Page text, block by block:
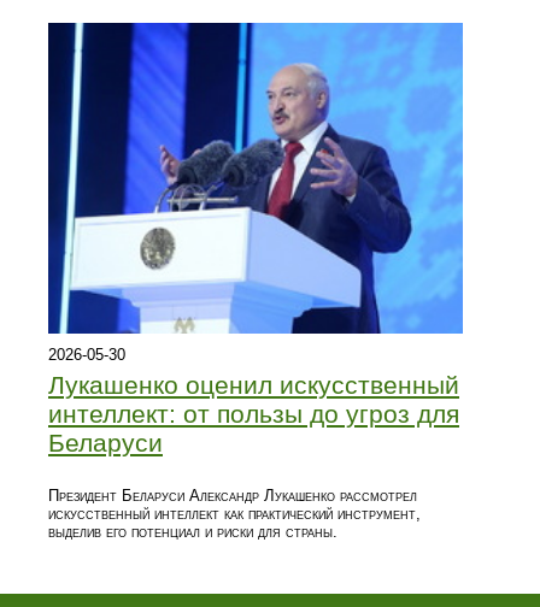
2026-05-30
Лукашенко оценил искусственный
интеллект: от пользы до угроз для
Беларуси
Президент Беларуси Александр Лукашенко рассмотрел
искусственный интеллект как практический инструмент,
выделив его потенциал и риски для страны.